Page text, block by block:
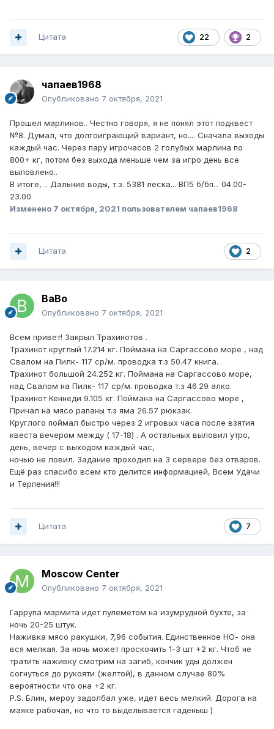
22 2
Цитата
чапаев1968
Опубликовано 7 октября, 2021
Прошел марлинов.. Честно говоря, я не понял этот подквест
№8. Думал, что долгоиграющий вариант, но.... Сначала выходы
каждый час. Через пару игрочасов 2 голубых марлина по
800+ кг, потом без выхода меньше чем за игро день все
выловлено..
В итоге, .. Дальние воды, т.з. 5381 леска... ВП5 б/бп... 04.00-
23.00
Изменено 7 октября, 2021 пользователем чапаев1968
2
Цитата
BaBo
Опубликовано 7 октября, 2021
Всем привет! Закрыл Трахинотов .
Трахинот круглый 17.214 кг. Поймана на Саргассово море , над
Свалом на Пилк- 117 ср/м. проводка т.з 50.47 книга.
Трахинот большой 24.252 кг. Поймана на Саргассово море,
над Свалом на Пилк- 117 ср/м. проводка т.з 46.29 алко.
Трахинот Кеннеди 9.105 кг. Поймана на Саргассово море ,
Причал на мясо рапаны т.з яма 26.57 рюкзак.
Круглого поймал быстро через 2 игровых часа после взятия
квеста вечером между ( 17-18) . А остальных выловил утро,
день, вечер с выходом каждый час,
ночью не ловил. Задание проходил на 3 сервере без отваров.
Ещё раз спасибо всем кто делится информацией, Всем Удачи
и Терпения!!!
7
Цитата
Moscow Center
Опубликовано 7 октября, 2021
Гаррупа мармита идет пулеметом на изумрудной бухте, за
ночь 20-25 штук.
Наживка мясо ракушки, 7,96 события. Единственное НО- она
вся мелкая. За ночь может проскочить 1-3 шт +2 кг. Чтоб не
тратить наживку смотрим на загиб, кончик уды должен
согнуться до рукояти (желтой), в данном случае 80%
вероятности что она +2 кг.
P.S. Блин, мероу задолбал уже, идет весь мелкий. Дорога на
маяке рабочая, но что то выделывается гаденыш )